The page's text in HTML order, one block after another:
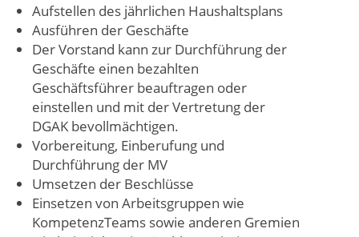
Aufstellen des jährlichen Haushaltsplans
Ausführen der Geschäfte
Der Vorstand kann zur Durchführung der
Geschäfte einen bezahlten
Geschäftsführer beauftragen oder
einstellen und mit der Vertretung der
DGAK bevollmächtigen.
Vorbereitung, Einberufung und
Durchführung der MV
Umsetzen der Beschlüsse
Einsetzen von Arbeitsgruppen wie
KompetenzTeams sowie anderen Gremien